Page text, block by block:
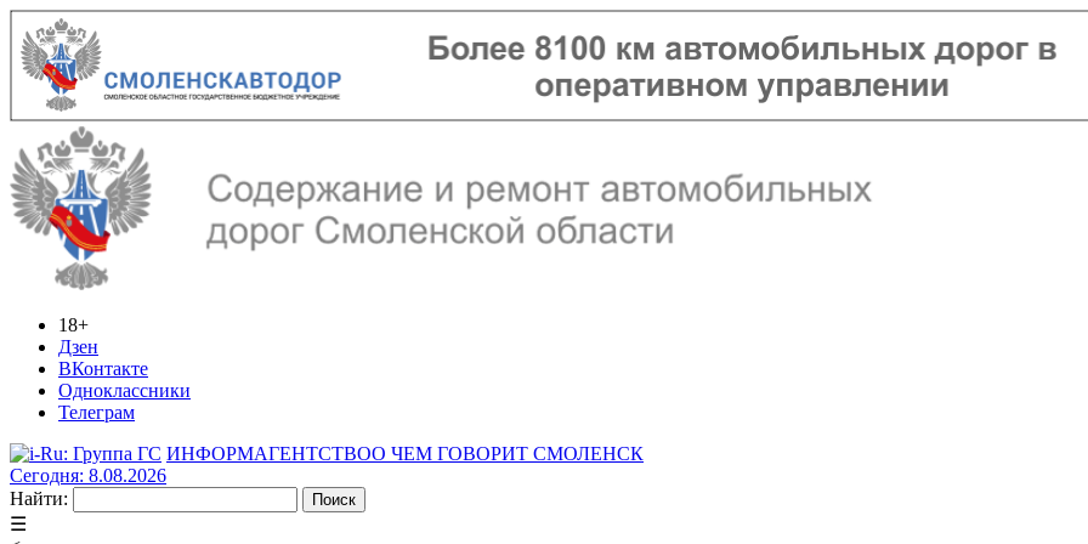
18+
Дзен
ВКонтакте
Одноклассники
Телеграм
ИНФОРМАГЕНТСТВОО ЧЕМ ГОВОРИТ СМОЛЕНСК
Сегодня: 8.08.2026
Найти:
☰